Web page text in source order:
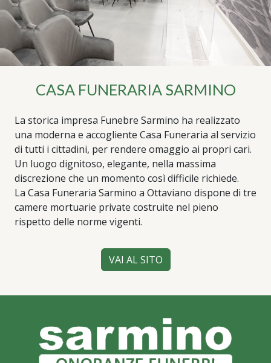
CASA FUNERARIA SARMINO
La storica impresa Funebre Sarmino ha realizzato
una moderna e accogliente Casa Funeraria al servizio
di tutti i cittadini, per rendere omaggio ai propri cari.
Un luogo dignitoso, elegante, nella massima
discrezione che un momento così difficile richiede.
La Casa Funeraria Sarmino a Ottaviano dispone di tre
camere mortuarie private costruite nel pieno
rispetto delle norme vigenti.
VAI AL SITO